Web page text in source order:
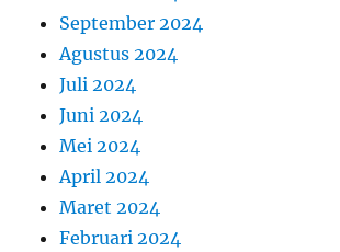
September 2024
Agustus 2024
Juli 2024
Juni 2024
Mei 2024
April 2024
Maret 2024
Februari 2024